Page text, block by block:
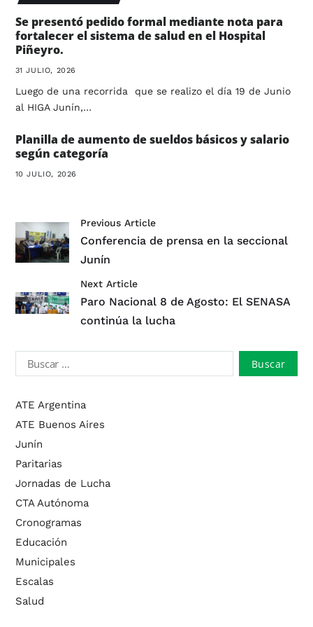
Se presentó pedido formal mediante nota para
fortalecer el sistema de salud en el Hospital
Piñeyro.
31 JULIO, 2026
Luego de una recorrida que se realizo el día 19 de Junio
al HIGA Junín,…
Planilla de aumento de sueldos básicos y salario
según categoría
10 JULIO, 2026
Previous Article
Conferencia de prensa en la seccional
Junín
Next Article
Paro Nacional 8 de Agosto: El SENASA
continúa la lucha
ATE Argentina
ATE Buenos Aires
Junín
Paritarias
Jornadas de Lucha
CTA Autónoma
Cronogramas
Educación
Municipales
Escalas
Salud